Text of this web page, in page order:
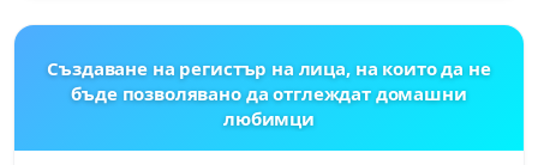
Създаване на регистър на лица, на които да не
бъде позволявано да отглеждат домашни
любимци